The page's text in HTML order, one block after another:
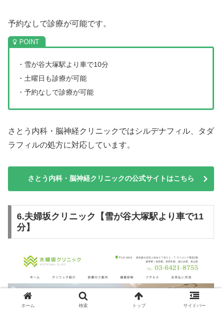
予約なしで診療が可能です。
・雪が谷大塚駅より車で10分
・土曜日も診療が可能
・予約なしで診療が可能
さとう内科・脳神経クリニックではシルデナフィル、タダ
ラフィルの処方に対応しています。
さとう内科・脳神経クリニックの公式サイトはこちら
6.夫婦坂クリニック【雪が谷大塚駅より車で11
分】
ホーム 検索 トップ サイドバー